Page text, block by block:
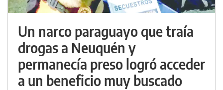
Un narco paraguayo que traía
drogas a Neuquén y
permanecía preso logró acceder
a un beneficio muy buscado